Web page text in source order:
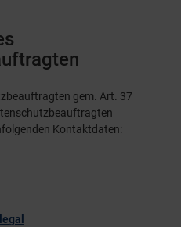
gem. Art. 37
Kontaktdaten: